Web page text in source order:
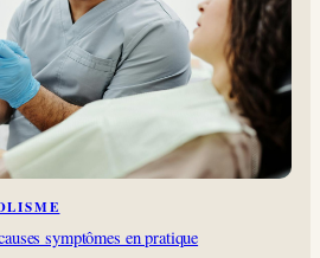
symptômes en pratique